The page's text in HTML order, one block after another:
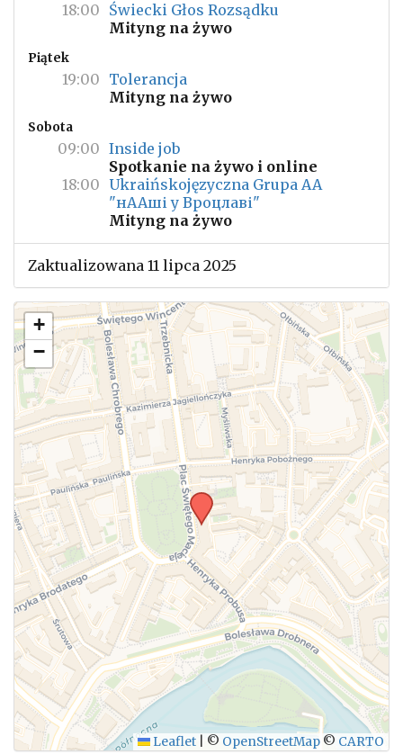
18:00 Świecki Głos Rozsądku
Mityng na żywo
Piątek
19:00 Tolerancja
Mityng na żywo
Sobota
09:00 Inside job
Spotkanie na żywo i online
18:00 Ukraińskojęzyczna Grupa AA
"нААші у Вроцлаві"
Mityng na żywo
Zaktualizowana 11 lipca 2025
+
−
Leaflet © OpenStreetMap © CARTO